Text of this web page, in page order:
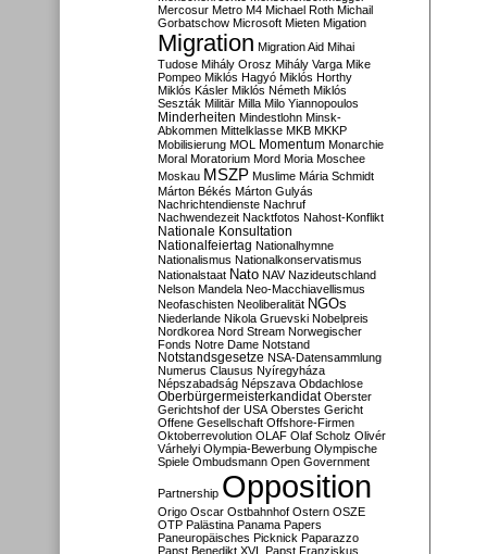
Mercosur Metro M4 Michael Roth Michail
Gorbatschow Microsoft Mieten Migation
Migration Migration Aid Mihai
Tudose Mihály Orosz Mihály Varga Mike
Pompeo Miklós Hagyó Miklós Horthy
Miklós Kásler Miklós Németh Miklós
Seszták Militär Milla Milo Yiannopoulos
Minderheiten Mindestlohn Minsk-
Abkommen Mittelklasse MKB MKKP
Mobilisierung MOL Momentum Monarchie
Moral Moratorium Mord Moria Moschee
Moskau MSZP Muslime Mária Schmidt
Márton Békés Márton Gulyás
Nachrichtendienste Nachruf
Nachwendezeit Nacktfotos Nahost-Konflikt
Nationale Konsultation
Nationalfeiertag Nationalhymne
Nationalismus Nationalkonservatismus
Nationalstaat Nato NAV Nazideutschland
Nelson Mandela Neo-Macchiavellismus
Neofaschisten Neoliberalität NGOs
Niederlande Nikola Gruevski Nobelpreis
Nordkorea Nord Stream Norwegischer
Fonds Notre Dame Notstand
Notstandsgesetze NSA-Datensammlung
Numerus Clausus Nyíregyháza
Népszabadság Népszava Obdachlose
Oberbürgermeisterkandidat Oberster
Gerichtshof der USA Oberstes Gericht
Offene Gesellschaft Offshore-Firmen
Oktoberrevolution OLAF Olaf Scholz Olivér
Várhelyi Olympia-Bewerbung Olympische
Spiele Ombudsmann Open Government
Partnership Opposition
Origo Oscar Ostbahnhof Ostern OSZE
OTP Palästina Panama Papers
Paneuropäisches Picknick Paparazzo
Papst Benedikt XVI. Papst Franziskus